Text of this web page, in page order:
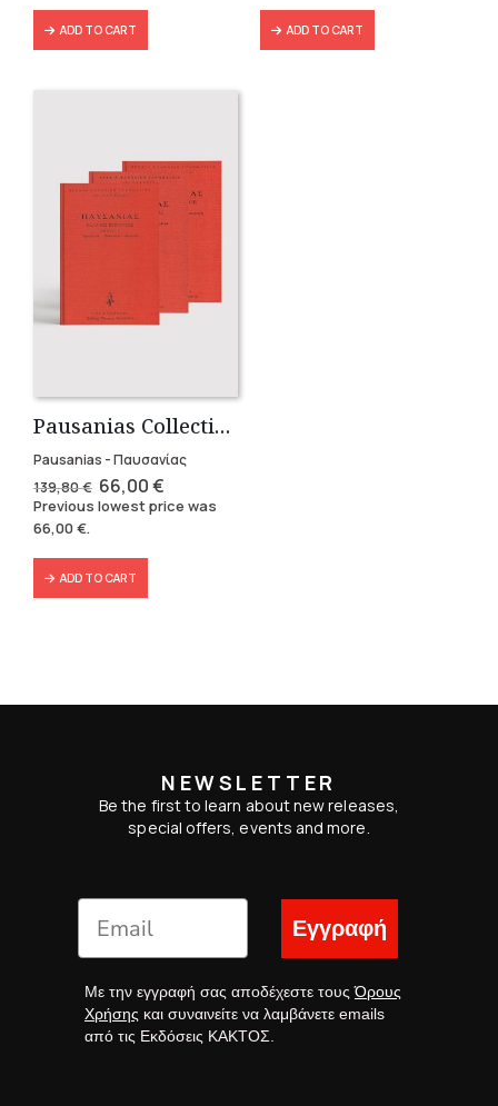
ADD TO CART ADD TO CART
Pausanias Collection – Hardbound (3 volumes)
Pausanias - Παυσανίας
139,80€ Original
price
was:
66,00€Current
price
is:
Previous lowest price was
66,00€.
ADD TO CART
NEWSLETTER
Be the first to learn about new releases,
special offers, events and more.
Εγγραφή
Με την εγγραφή σας αποδέχεστε τουςΌρους
Χρήσης και συναινείτε να λαμβάνετε emails
από τις Εκδόσεις ΚΑΚΤΟΣ.